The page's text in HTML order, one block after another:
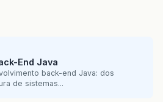
End Java
back-end Java: dos
de sistemas...